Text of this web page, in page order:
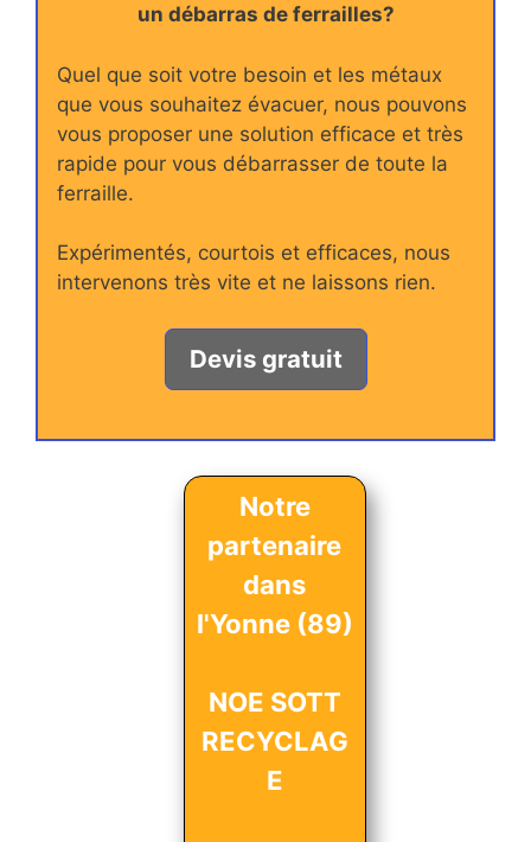
un débarras de ferrailles?
Quel que soit votre besoin et les métaux
que vous souhaitez évacuer, nous pouvons
vous proposer une solution efficace et très
rapide pour vous débarrasser de toute la
ferraille.
Expérimentés, courtois et efficaces, nous
intervenons très vite et ne laissons rien.
Devis gratuit
Notre
partenaire
dans
l'Yonne (89)
NOE SOTT
RECYCLAG
E